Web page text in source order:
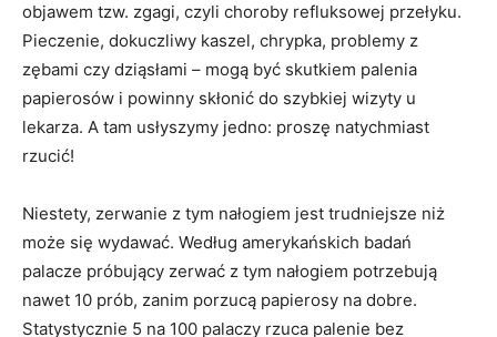
objawem tzw. zgagi, czyli choroby re­fluksowej przełyku.
Pieczenie, dokuczliwy kaszel, chrypka, problemy z
zębami czy dziąsłami – mogą być skutkiem palenia
papierosów i powinny skłonić do szybkiej wizyty u
lekarza. A tam usłyszymy jedno: proszę natychmiast
rzucić!
Niestety, zerwanie z tym nałogiem jest trudniejsze niż
może się wydawać. Według amerykańskich ba­dań
palacze próbujący zerwać z tym nałogiem po­trzebują
nawet 10 prób, zanim porzucą papierosy na dobre.
Statystycznie 5 na 100 palaczy rzuca palenie bez